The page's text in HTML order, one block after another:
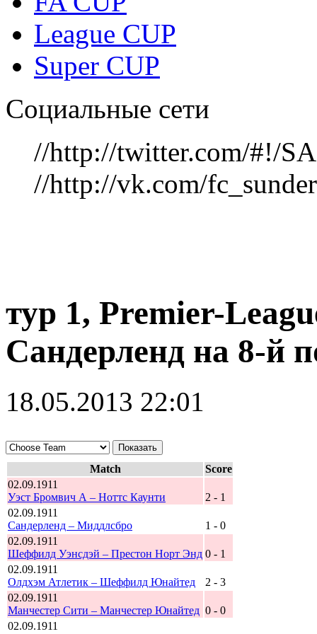
League CUP
Super CUP
Социальные сети
//http://twitter.com/#!/
//http://vk.com/
тур 1, Рremier-
Сандерленд на 8-й
18.05.2013 22:01
Match
Score
02.09.1911
Уэст Бромвич А – Ноттс Каунти
2 - 1
02.09.1911
Сандерленд – Миддлсбро
1 - 0
02.09.1911
Шеффилд Уэнсдэй – Престон Норт Энд 0 - 1
02.09.1911
Олдхэм Атлетик – Шеффилд Юнайтед
2 - 3
02.09.1911
Манчестер Сити – Манчестер Юнайтед 0 - 0
02.09.1911